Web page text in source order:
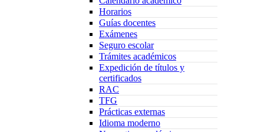
Horarios
Guías docentes
Exámenes
Seguro escolar
Trámites académicos
Expedición de títulos y
certificados
RAC
TFG
Prácticas externas
Idioma moderno